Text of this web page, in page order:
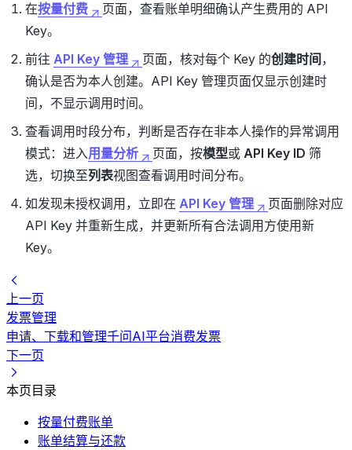
在按量付费
页面，查看账单明细确认产生费用的 API
Key。
前往 API Key 管理 页面，核对每个 Key 的创建时间 ，
确认是否为本人创建。API Key 管理页面仅显示创建时
间，不显示调用时间。
查看调用时段分布，判断是否存在非本人操作的异常调用
模式：进入用量分析 页面，按模型或 API Key ID 筛
选，切换至列表视图查看调用时间分布。
如发现未授权调用，立即在 API Key 管理
页面删除对应
API Key 并重新生成，并更新所有合法调用方使用新
Key。
上一页
发票管理
申请、下载和管理千问AI平台消费发票
下一页
本页目录
按量付费账单
账单结算与还款